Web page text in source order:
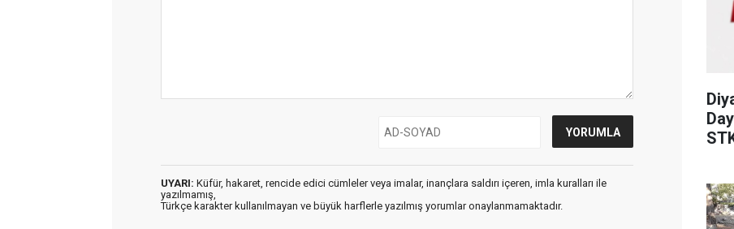
UYARI: Küfür, hakaret, rencide edici cümleler veya imalar, inançlara saldırı içeren, imla kuralları ile
yazılmamış,
Türkçe karakter kullanılmayan ve büyük harflerle yazılmış yorumlar onaylanmamaktadır.